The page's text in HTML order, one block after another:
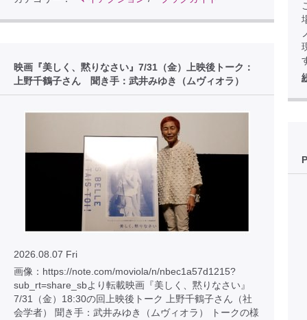
映画『美しく、黙りなさい』7/31（金）上映後トーク：
上野千鶴子さん 聞き手：武井みゆき（ムヴィオラ）
2026.08.07 Fri
画像：https://note.com/moviola/n/nbec1a57d1215?
sub_rt=share_sbより転載映画『美しく、黙りなさい』
7/31（金）18:30の回上映後トーク 上野千鶴子さん（社
会学者） 聞き手：武井みゆき（ムヴィオラ） トークの様